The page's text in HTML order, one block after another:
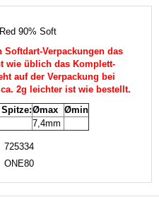
90% Soft
Softdart-Verpackungen das
wie üblich das Komplett-
auf der Verpackung bei
2g leichter ist wie bestellt.
Ømax Ømin
7,4mm
725334
ONE80